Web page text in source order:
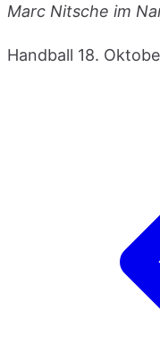
Marc Nitsche im
Handball 18.